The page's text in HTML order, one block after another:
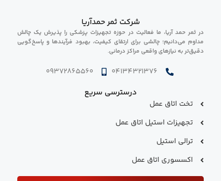
شرکت ثمر حمدآریا
در ثمر حمد آریا، ما فعالیت در حوزه تجهیزات پزشکی را پذیرش یک چالش
مداوم می‌دانیم؛ چالشی برای ارتقای کیفیت، بهبود فرآیندها و پاسخ‌گویی
دقیق‌تر به نیازهای واقعی مراکز درمانی.
04134321376
09372865560
درسترسی سریع
تخت اتاق عمل
تجهیزات استیل اتاق عمل
ترالی استیل
اکسسوری اتاق عمل